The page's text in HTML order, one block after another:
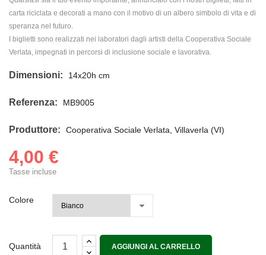
carta riciclata e decorati a mano con il motivo di un albero simbolo di vita e di
speranza nel futuro.
I biglietti sono realizzati nei laboratori dagli artisti della Cooperativa Sociale
Verlata, impegnati in percorsi di inclusione sociale e lavorativa.
Dimensioni: 14x20h cm
Referenza: MB9005
Produttore: Cooperativa Sociale Verlata, Villaverla (VI)
4,00 €
Tasse incluse
Colore
Quantità AGGIUNGI AL CARRELLO